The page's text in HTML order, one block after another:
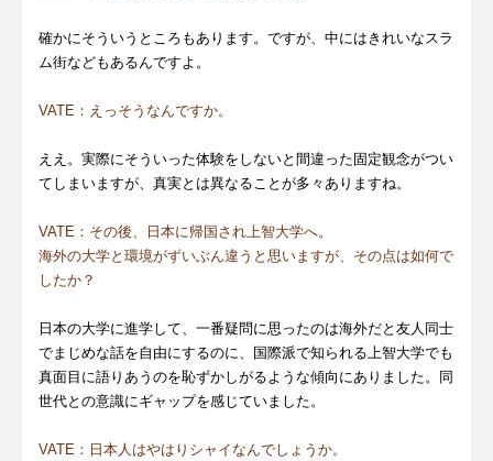
確かにそういうところもあります。ですが、中にはきれいなスラ
ム街などもあるんですよ。
VATE：えっそうなんですか。
ええ。実際にそういった体験をしないと間違った固定観念がつい
てしまいますが、真実とは異なることが多々ありますね。
VATE：その後、日本に帰国され上智大学へ。
海外の大学と環境がずいぶん違うと思いますが、その点は如何で
したか？
日本の大学に進学して、一番疑問に思ったのは海外だと友人同士
でまじめな話を自由にするのに、国際派で知られる上智大学でも
真面目に語りあうのを恥ずかしがるような傾向にありました。同
世代との意識にギャップを感じていました。
VATE：日本人はやはりシャイなんでしょうか。